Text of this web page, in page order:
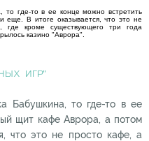
то где-то в ее конце можно встретить
В итоге оказывается, что это не
где кроме существующего три года
казино "Аврора".
игр"
Бабушкина, то где-то в ее
щит кафе Аврора, а потом
что это не просто кафе, а